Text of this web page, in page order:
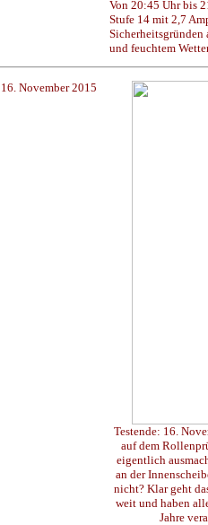
Von 20:45 Uhr bis
Stufe 14 mit 2,7
und feuchtem
16. November 2015
Testende: 16.
auf dem
eigentlich
an der
nicht? Klar geht
weit und haben
Jahre